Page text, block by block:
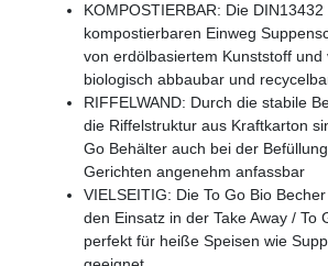
KOMPOSTIERBAR: Die
kompostierbaren Einweg
von erdölbasiertem Kunststoff und
biologisch abbaubar und
RIFFELWAND: Durch die stabile
die Riffelstruktur aus Kraftkarton
Go Behälter auch bei der
Gerichten angenehm anfassbar
VIELSEITIG: Die To Go Bio
den Einsatz in der Take Away / To
perfekt für heiße Speisen wie